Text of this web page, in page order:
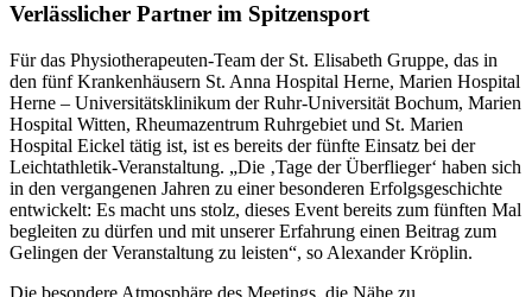
Verlässlicher Partner im Spitzensport
Für das Physiotherapeuten-Team der St. Elisabeth Gruppe, das in
den fünf Krankenhäusern St. Anna Hospital Herne, Marien Hospital
Herne – Universitätsklinikum der Ruhr-Universität Bochum, Marien
Hospital Witten, Rheumazentrum Ruhrgebiet und St. Marien
Hospital Eickel tätig ist, ist es bereits der fünfte Einsatz bei der
Leichtathletik-Veranstaltung. „Die ‚Tage der Überflieger‘ haben sich
in den vergangenen Jahren zu einer besonderen Erfolgsgeschichte
entwickelt: Es macht uns stolz, dieses Event bereits zum fünften Mal
begleiten zu dürfen und mit unserer Erfahrung einen Beitrag zum
Gelingen der Veranstaltung zu leisten“, so Alexander Kröplin.
Die besondere Atmosphäre des Meetings, die Nähe zu